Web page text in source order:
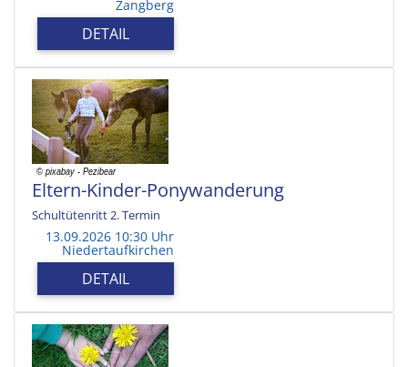
Zangberg
DETAIL
Eltern-Kinder-Ponywanderung
Schultütenritt 2. Termin
13.09.2026 10:30 Uhr
Niedertaufkirchen
DETAIL